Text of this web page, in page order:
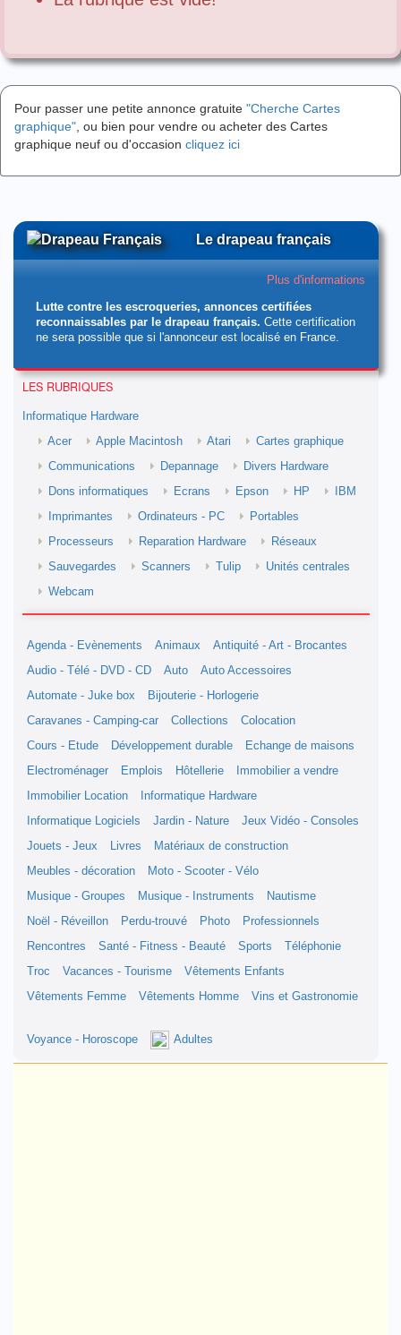
Pour passer une petite annonce gratuite "Cherche Cartes
graphique" , ou bien pour vendre ou acheter des Cartes
graphique neuf ou d'occasion cliquez ici
Le drapeau français
Plus d'informations
Lutte contre les escroqueries, annonces certifiées
reconnaissables par le drapeau français. Cette certification
ne sera possible que si l'annonceur est localisé en France.
LES RUBRIQUES
Informatique Hardware
Acer
Apple Macintosh Atari
Cartes graphique
Communications
Depannage
Divers Hardware
Dons informatiques
Ecrans Epson HP
IBM
Imprimantes
Ordinateurs - PC
Portables
Processeurs
Reparation Hardware
Réseaux
Sauvegardes
Scanners Tulip
Unités centrales
Webcam
Agenda - Evènements Animaux
Antiquité - Art - Brocantes
Audio - Télé - DVD - CD
Auto
Auto Accessoires
Automate - Juke box
Bijouterie - Horlogerie
Caravanes - Camping-car
Collections
Colocation
Cours - Etude
Développement durable
Echange de maisons
Electroménager
Emplois Hôtellerie
Immobilier a vendre
Immobilier Location
Informatique Hardware
Informatique Logiciels
Jardin - Nature
Jeux Vidéo - Consoles
Jouets - Jeux
Livres
Matériaux de construction
Meubles - décoration
Moto - Scooter - Vélo
Musique - Groupes
Musique - Instruments
Nautisme
Noël - Réveillon
Perdu-trouvé Photo
Professionnels
Rencontres
Santé - Fitness - Beauté Sports
Téléphonie
Troc
Vacances - Tourisme
Vêtements Enfants
Vêtements Femme
Vêtements Homme Vins et Gastronomie
Voyance - Horoscope Adultes